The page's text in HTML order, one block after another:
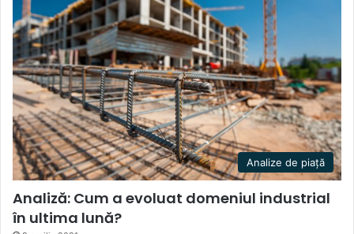
Analize de piață
Analiză: Cum a evoluat domeniul industrial
în ultima lună?